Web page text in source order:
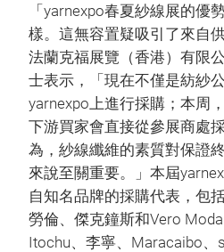
「yarnexpo春夏紗線展的優
樣。這無容置疑吸引了來自
法蘭克福展覽（香港）有限
士表示，「現在不僅是紡紗
yarnexpo上進行採購；本周
下游買家會直接從參展商處
為，紗線纖維的素質對保證
來說至關重要。」本屆
自知名品牌的採購代表，包
勞倫、傑克鐘斯和Vero Moda
Itochu、李寧、Maracaibo、